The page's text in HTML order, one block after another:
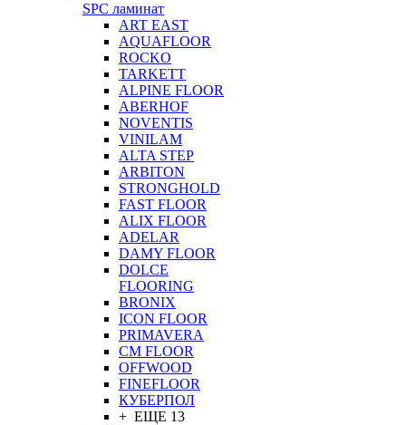
SPC ламинат
ART EAST
AQUAFLOOR
ROCKO
TARKETT
ALPINE FLOOR
ABERHOF
NOVENTIS
VINILAM
ALTA STEP
ARBITON
STRONGHOLD
FAST FLOOR
ALIX FLOOR
ADELAR
DAMY FLOOR
DOLCE
FLOORING
BRONIX
ICON FLOOR
PRIMAVERA
CM FLOOR
OFFWOOD
FINEFLOOR
КУБЕРПОЛ
+ ЕЩЕ 13